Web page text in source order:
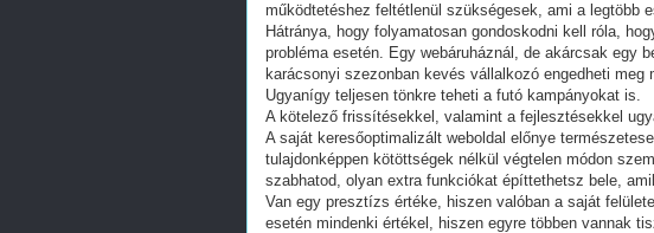
működtetéshez feltétlenül szükségesek, ami a legtöbb
Hátránya, hogy folyamatosan gondoskodni kell róla,
probléma esetén. Egy webáruháznál, de akárcsak egy
karácsonyi szezonban kevés vállalkozó engedheti meg
Ugyanígy teljesen tönkre teheti a futó kampányokat is.
A kötelező frissítésekkel, valamint a fejlesztésekkel
A saját keresőoptimalizált weboldal előnye
tulajdonképpen kötöttségek nélkül végtelen módon
szabhatod, olyan extra funkciókat építtethetsz bele,
Van egy presztízs értéke, hiszen valóban a saját
esetén mindenki értékel, hiszen egyre többen vannak